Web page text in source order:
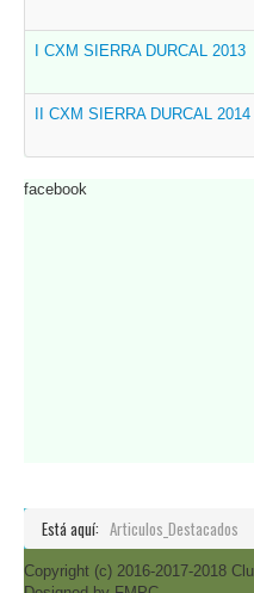
I CXM SIERRA DURCAL 2013
II CXM SIERRA DURCAL 2014
facebook
Está aquí: Articulos_Destacados
Copyright (c) 2016-2017-2018